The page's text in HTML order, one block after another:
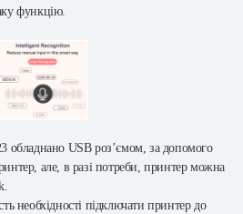
функцію.
обладнано USB роз’ємом, за допомого
але, в разі потреби, принтер можна
необхідності підключати принтер до